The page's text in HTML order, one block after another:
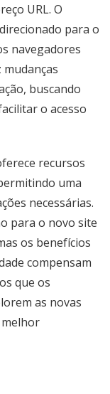
URL. O
para o
navegadores
buscando
o acesso
recursos
uma
necessárias.
para o novo site
os benefícios
compensam
que os
as novas